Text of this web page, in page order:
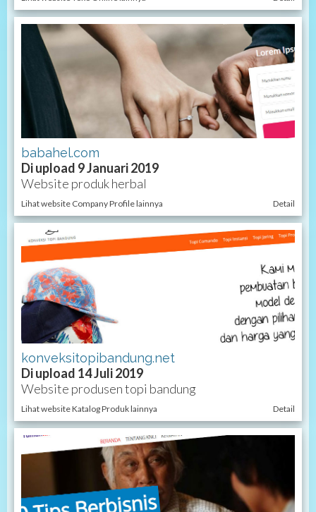
babahel.com
Di upload 9 Januari 2019
Website produk herbal
Lihat website Company Profile lainnya Detail
konveksitopibandung.net
Di upload 14 Juli 2019
Website produsen topi bandung
Lihat website Katalog Produk lainnya Detail